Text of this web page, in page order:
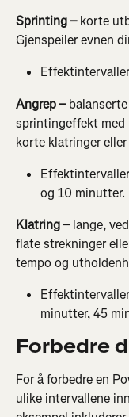
Sprinting – korte
Gjenspeiler evnen
Angrep –
sprintingeffekt
korte klatringer
og 10 minutter.
Klatring – lange,
flate strekninger
tempo og
minutter, 45
Forbedre
For å forbedre en
ulike intervallene